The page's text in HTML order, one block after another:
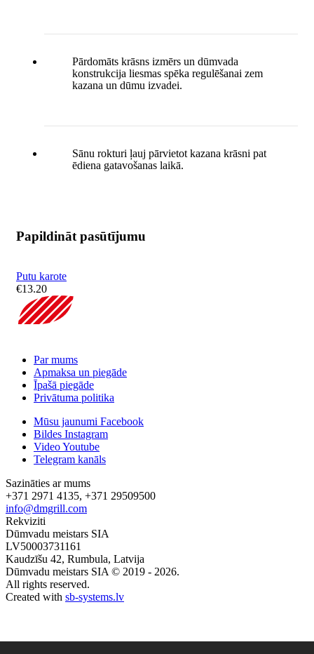
Pārdomāts krāsns izmērs un dūmvada
konstrukcija liesmas spēka regulēšanai zem
kazana un dūmu izvadei.
Sānu rokturi ļauj pārvietot kazana krāsni pat
ēdiena gatavošanas laikā.
Papildināt pasūtījumu
Putu karote
€13.20
Par mums
Apmaksa un piegāde
Īpašā piegāde
Privātuma politika
Mūsu jaunumi Facebook
Bildes Instagram
Video Youtube
Telegram kanāls
Sazināties ar mums
+371 2971 4135, +371 29509500
info@dmgrill.com
Rekviziti
Dūmvadu meistars SIA
LV50003731161
Kaudzīšu 42, Rumbula, Latvija
Dūmvadu meistars SIA © 2019 - 2026.
All rights reserved.
Created with sb-systems.lv